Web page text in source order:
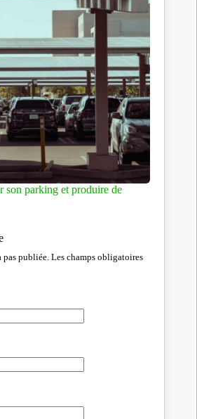
son parking et produire de
pas publiée. Les champs obligatoires